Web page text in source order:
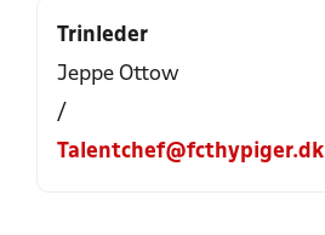
Trinleder
Jeppe Ottow
/
Talentchef@fcthypiger.dk